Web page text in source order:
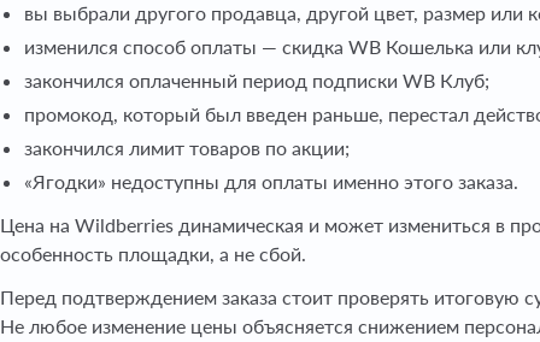
вы выбрали другого продавца, другой цвет, размер или
изменился способ оплаты — скидка WB Кошелька или
закончился оплаченный период подписки WB Клуб;
промокод, который был введен раньше, перестал
закончился лимит товаров по акции;
«Ягодки» недоступны для оплаты именно этого заказа.
Цена на Wildberries динамическая и может измениться в
особенность площадки, а не сбой.
Перед подтверждением заказа стоит проверять итоговую
Не любое изменение цены объясняется снижением